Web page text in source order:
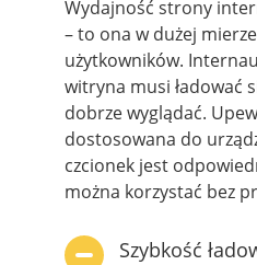
Wydajność strony
– to ona w dużej
użytkowników.
witryna musi ładować
dobrze wyglądać.
dostosowana do
czcionek jest
można korzystać bez
Szybkość